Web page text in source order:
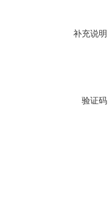
补充说明
验证码